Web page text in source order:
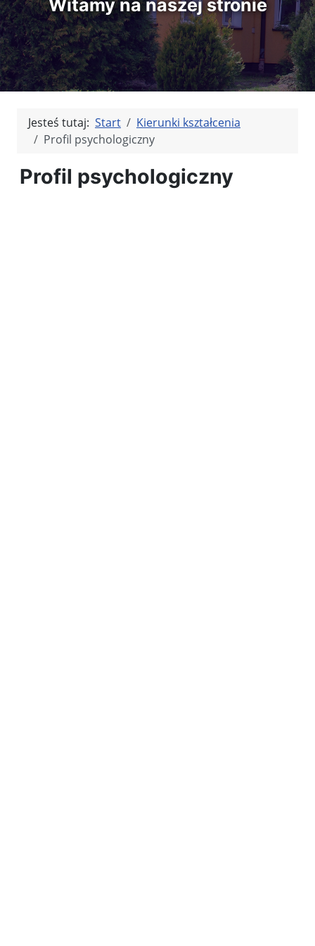
Witamy na naszej stronie
Jesteś tutaj: Start
Kierunki kształcenia
Profil psychologiczny
Profil psychologiczny